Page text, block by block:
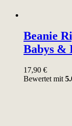
Beanie
Babys &
17,90 €
Bewertet mit